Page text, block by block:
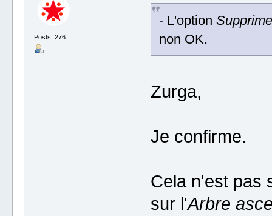
Posts: 276
- L'option
non OK.
Zurga,
Je confirme.
Cela n'est pas
sur l'Arbre